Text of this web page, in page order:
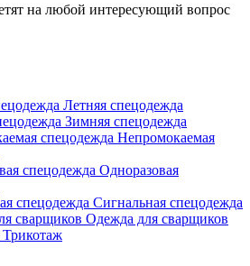
на любой интересующий вопрос
Летняя спецодежда
Зимняя спецодежда
Непромокаемая
Одноразовая
Сигнальная спецодежда
Одежда для сварщиков
Трикотаж